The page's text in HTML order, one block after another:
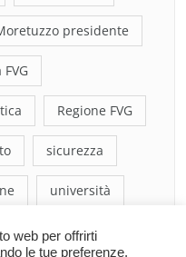
presidente
Regione FVG
sicurezza
università
web per offrirti
le tue preferenze.